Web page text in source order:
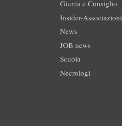
Giunta e Consiglio
Insider-Associazioni
News
JOB news
Scuola
Necrologi